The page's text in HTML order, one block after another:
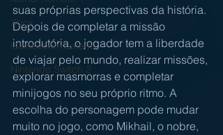
Xbox
Gamescom Latam
Nintendo Switch 2
suas próprias perspectivas da história.
Depois de completar a missão
introdutória, o jogador tem a liberdade
de viajar pelo mundo, realizar missões,
explorar masmorras e completar
minijogos no seu próprio ritmo. A
escolha do personagem pode mudar
muito no jogo, como Mikhail, o nobre,